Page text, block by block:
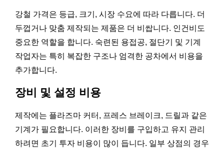
강철 가격은 등급, 크기, 시장 수요에 따라 다릅니다. 더
두껍거나 맞춤 제작되는 제품은 더 비쌉니다. 인건비도
중요한 역할을 합니다. 숙련된 용접공, 절단기 및 기계
작업자는 특히 복잡한 구조나 엄격한 공차에서 비용을
추가합니다.
장비 및 설정 비용
제작에는 플라즈마 커터, 프레스 브레이크, 드릴과 같은
기계가 필요합니다. 이러한 장비를 구입하고 유지 관리
하려면 초기 투자 비용이 많이 듭니다. 일부 상점의 경우